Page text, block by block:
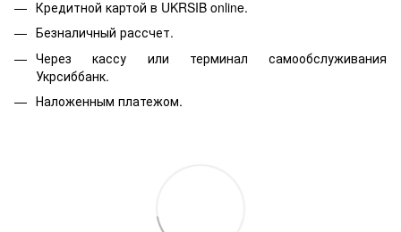
Кредитной картой в UKRSIB online.
Безналичный рассчет.
Через кассу или терминал самообслуживания
Укрсиббанк.
Наложенным платежом.